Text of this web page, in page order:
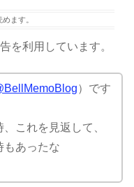
めます。
を利用しています。
）です
これを見返して、
もあったな